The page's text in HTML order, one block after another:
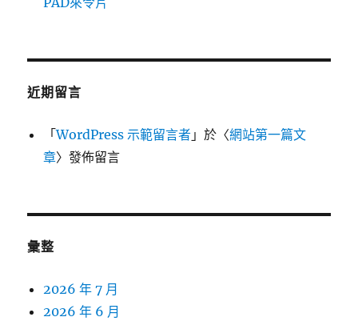
近期留言
「WordPress 示範留言者 」於〈網站第一篇文
章〉發佈留言
彙整
2026 年 7 月
2026 年 6 月